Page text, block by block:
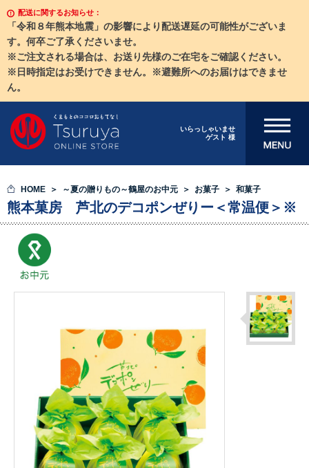
配送に関するお知らせ：
「令和８年熊本地震」の影響により配送遅延の可能性がございま
す。何卒ご了承くださいませ。
※ご注文される場合は、お送り先様のご在宅をご確認ください。
※日時指定はお受けできません。※避難所へのお届けはできませ
ん。
いらっしゃいませ
ゲスト 様
メニューを開
HOME ～夏の贈りもの～鶴屋のお中元 お菓子 和菓子
熊本菓房 芦北のデコポンぜりー＜常温便＞※